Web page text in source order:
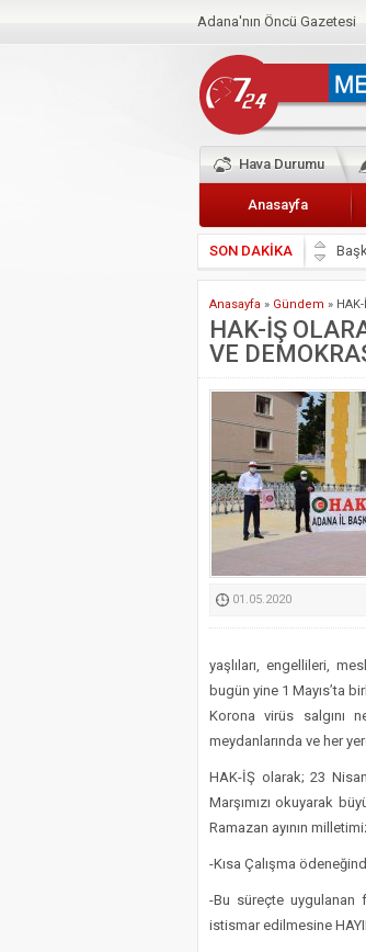
Adana'nın Öncü Gazetesi
Hava Durumu
Anasayfa
SON DAKİKA
İyi
Anasayfa » Gündem »
HAK-İŞ
VE
01.05.2020
yaşlıları, engellileri,
bugün yine 1 Mayıs’ta
Korona virüs salgını
meydanlarında ve her
HAK-İŞ olarak; 23
Marşımızı okuyarak
Ramazan ayının
-Kısa Çalışma
-Bu süreçte uygulanan
istismar edilmesine